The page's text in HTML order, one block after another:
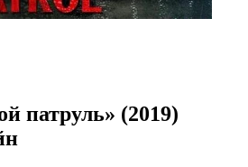
патруль» (2019)